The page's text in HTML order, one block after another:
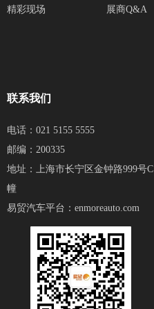
精彩现场
展商Q&A
联系我们
电话：021 5155 5555
邮编：200335
地址：上海市长宁区金钟路999号C
幢
易贸汽车平台： enmoreauto.com